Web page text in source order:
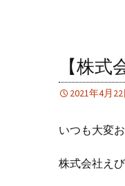
【株
2021年4月22
いつも大変
株式会社え